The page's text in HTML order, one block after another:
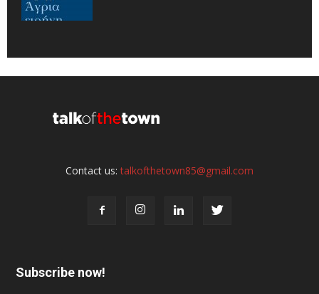
Contact us:talkofthetown85@gmail.com
Subscribe now!